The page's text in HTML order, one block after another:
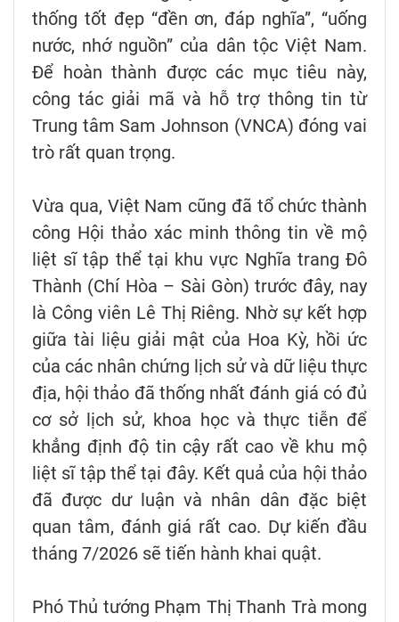
thống tốt đẹp “đền ơn, đáp nghĩa”, “uống
nước, nhớ nguồn” của dân tộc Việt Nam.
Để hoàn thành được các mục tiêu này,
công tác giải mã và hỗ trợ thông tin từ
Trung tâm Sam Johnson (VNCA) đóng vai
trò rất quan trọng.
Vừa qua, Việt Nam cũng đã tổ chức thành
công Hội thảo xác minh thông tin về mộ
liệt sĩ tập thể tại khu vực Nghĩa trang Đô
Thành (Chí Hòa – Sài Gòn) trước đây, nay
là Công viên Lê Thị Riêng. Nhờ sự kết hợp
giữa tài liệu giải mật của Hoa Kỳ, hồi ức
của các nhân chứng lịch sử và dữ liệu thực
địa, hội thảo đã thống nhất đánh giá có đủ
cơ sở lịch sử, khoa học và thực tiễn để
khẳng định độ tin cậy rất cao về khu mộ
liệt sĩ tập thể tại đây. Kết quả của hội thảo
đã được dư luận và nhân dân đặc biệt
quan tâm, đánh giá rất cao. Dự kiến đầu
tháng 7/2026 sẽ tiến hành khai quật.
Phó Thủ tướng Phạm Thị Thanh Trà mong